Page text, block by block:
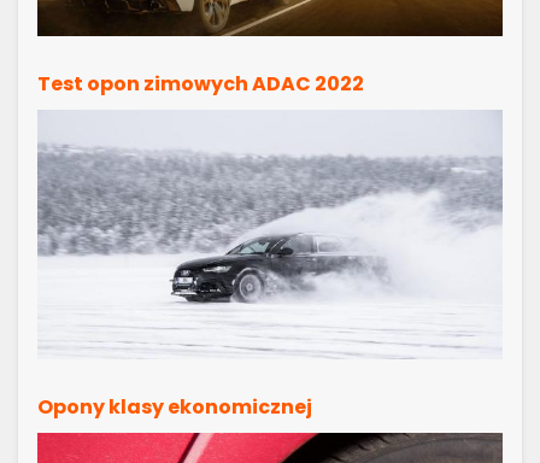
Test opon zimowych ADAC 2022
Opony klasy ekonomicznej